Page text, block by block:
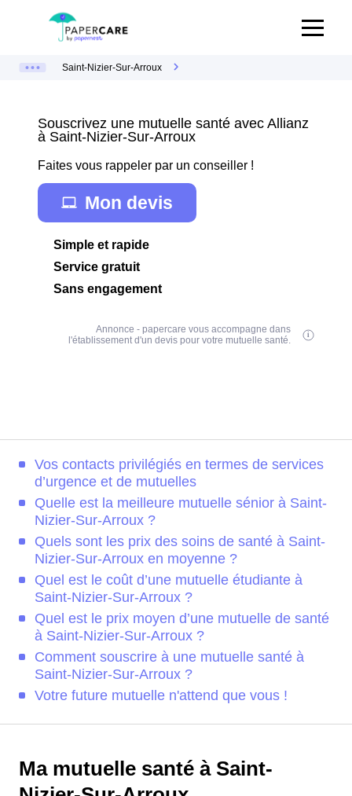
Saint-Nizier-Sur-Arroux
Souscrivez une mutuelle santé avec Allianz
à Saint-Nizier-Sur-Arroux
Faites vous rappeler par un conseiller !
Mon devis
Simple et rapide
Service gratuit
Sans engagement
Annonce - papercare vous accompagne dans
l'établissement d'un devis pour votre mutuelle santé.
Vos contacts privilégiés en termes de services
d’urgence et de mutuelles
Quelle est la meilleure mutuelle sénior à Saint-
Nizier-Sur-Arroux ?
Quels sont les prix des soins de santé à Saint-
Nizier-Sur-Arroux en moyenne ?
Quel est le coût d’une mutuelle étudiante à
Saint-Nizier-Sur-Arroux ?
Quel est le prix moyen d’une mutuelle de santé
à Saint-Nizier-Sur-Arroux ?
Comment souscrire à une mutuelle santé à
Saint-Nizier-Sur-Arroux ?
Votre future mutuelle n'attend que vous !
Ma mutuelle santé à Saint-